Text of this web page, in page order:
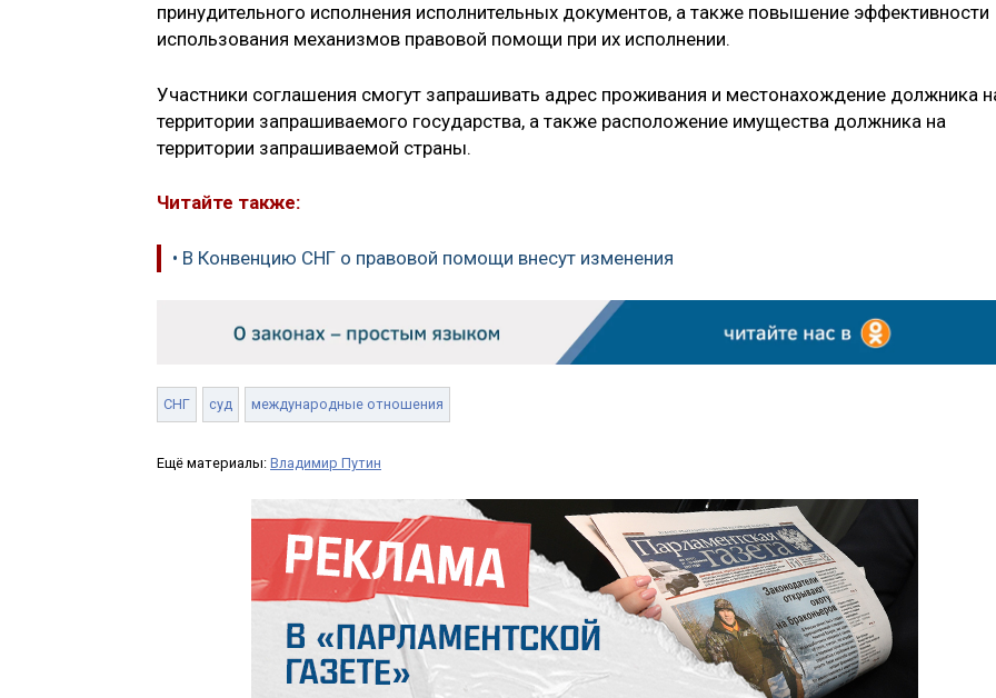
принудительного исполнения исполнительных документов, а также повышение эффективности
использования механизмов правовой помощи при их исполнении.
Участники соглашения смогут запрашивать адрес проживания и местонахождение должника
территории запрашиваемого государства, а также расположение имущества должника на
территории запрашиваемой страны.
Читайте также:
• В Конвенцию СНГ о правовой помощи внесут изменения
СНГ суд международные отношения
Ещё материалы: Владимир Путин